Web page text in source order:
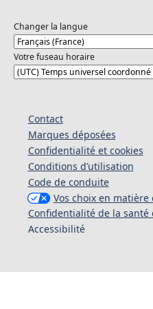
Changer la langue
Votre fuseau horaire
Contact
Marques déposées
Confidentialité et cookies
Conditions d’utilisation
Code de conduite
Vos choix en
Confidentialité de la santé
Accessibilité